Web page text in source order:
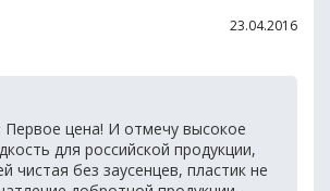
23.04.2016
Первое цена! И отмечу высокое
для российской продукции,
чистая без заусенцев, пластик не